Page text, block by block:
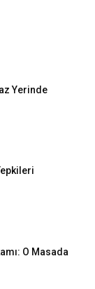
Yerinde
O Masada